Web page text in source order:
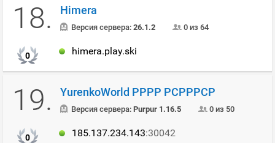
18. Himera
Версия сервера: 26.1.2 0 из 64
0 himera.play.ski
19. YurenkoWorld РРРР РСРРРСР
Версия сервера: Purpur 1.16.5 0 из 50
0 185.137.234.143:30042